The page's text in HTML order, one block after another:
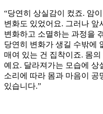
“당연히 상실감이 컸죠. 암
변화도 있었어요. 그러나 앞
변화하고 소멸하는 과정을
당연히 변화가 생길 수밖에
매여 있는 건 집착이죠. 몸
예요. 달라져가는 모습에 상
소리에 따라 몸과 마음이 공
있습니다.”